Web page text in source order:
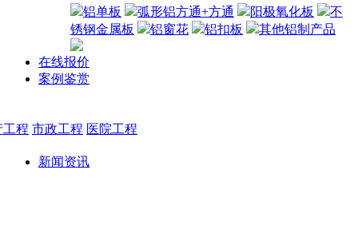
铝单板
弧形铝方通+方通 阳极氧化板
不
锈钢金属板
铝窗花 铝扣板 其他铝制产品
在线报价
案例鉴赏
工程 市政工程 医院工程
新闻资讯